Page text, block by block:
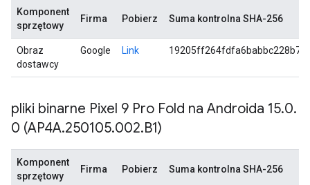
Komponent
sprzętowy
Firma Pobierz Suma kontrolna SHA-256
Obraz
dostawcy
Google Link
pliki binarne Pixel 9 Pro Fold na Androida 15.0.
0 (AP4A.250105.002.B1)
Komponent
sprzętowy
Firma Pobierz Suma kontrolna SHA-256